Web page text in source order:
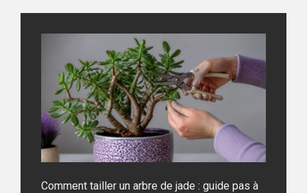
Comment tailler un arbre de jade : guide pas à